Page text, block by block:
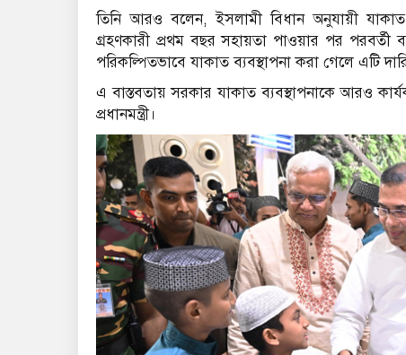
তিনি আরও বলেন, ইসলামী বিধান অনুযায়ী
গ্রহণকারী প্রথম বছর সহায়তা পাওয়ার পর
পরিকল্পিতভাবে যাকাত ব্যবস্থাপনা করা গেলে এটি
এ বাস্তবতায় সরকার যাকাত ব্যবস্থাপনাকে আরও
প্রধানমন্ত্রী।